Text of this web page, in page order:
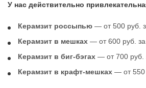
У нас действительно
Керамзит россыпью — от 500 руб.
Керамзит в мешках — от 600 руб. за
Керамзит в биг-бэгах — от 700 руб.
Керамзит в крафт-мешках — от 550